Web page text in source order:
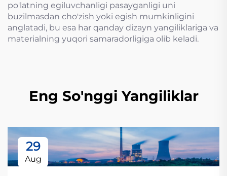
po'latning egiluvchanligi pasayganligi uni
buzilmasdan cho'zish yoki egish mumkinligini
anglatadi, bu esa har qanday dizayn yangiliklariga va
materialning yuqori samaradorligiga olib keladi.
Eng So'nggi Yangiliklar
29
Aug